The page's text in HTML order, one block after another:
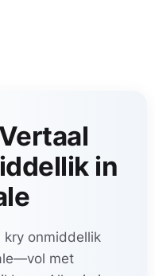
in
kry onmiddellik
met